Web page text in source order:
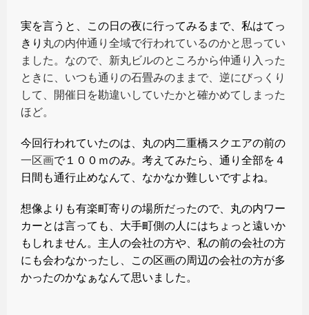
実を言うと、この日の夜に行ってみるまで、私はてっ
きり 丸の内仲通り全域で行われているのかと思ってい
ました。なので、新丸ビルのところから仲通り入った
ときに、いつも通りの石畳みのままで、逆にびっくり
して、開催日を勘違いしていたかと確かめてしまった
ほど。
今回行われていたのは、丸の内二重橋スクエアの前の
一区画で１００ｍのみ。考えてみたら、通り全部を４
日間も通行止めなんて、なかなか難しいですよね。
想像よりも有楽町寄りの場所だったので、丸の内ワー
カーとは言っても、大手町側の人にはちょっと遠いか
もしれません。主人の会社の方や、私の前の会社の方
にも会わなかったし、この区画の周辺の会社の方が多
かったのかなぁなんて思いました。